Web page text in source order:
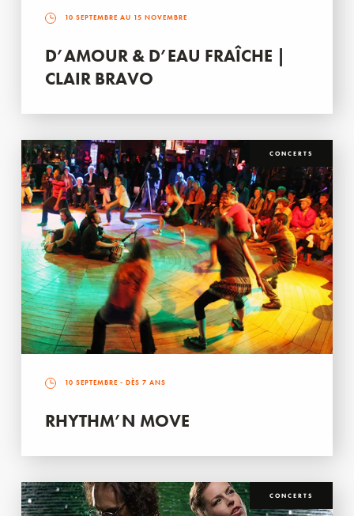
10 SEPTEMBRE AU 15 NOVEMBRE
D’AMOUR & D’EAU FRAÎCHE |
CLAIR BRAVO
CONCERTS
10 SEPTEMBRE - DÈS 7 ANS
RHYTHM’N MOVE
CONCERTS